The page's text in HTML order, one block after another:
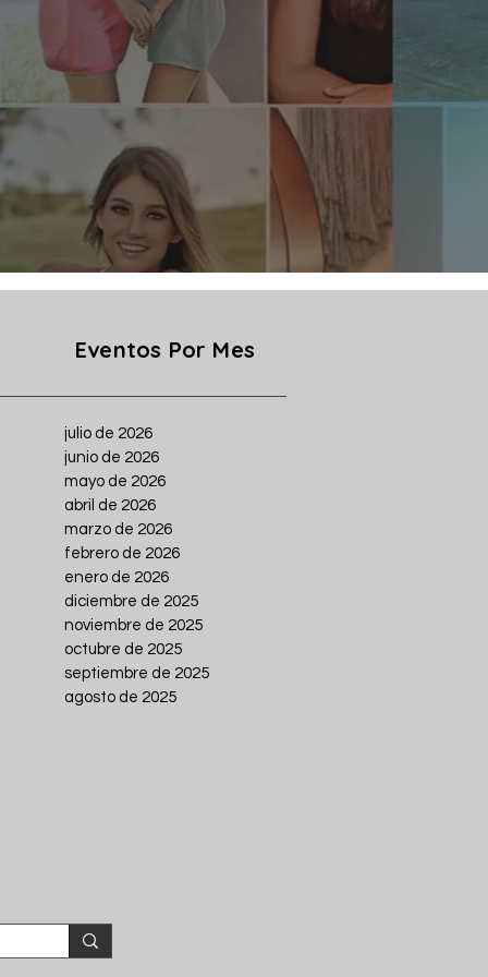
Eventos Por Mes
julio de 2026
junio de 2026
mayo de 2026
abril de 2026
marzo de 2026
febrero de 2026
enero de 2026
diciembre de 2025
noviembre de 2025
octubre de 2025
septiembre de 2025
agosto de 2025